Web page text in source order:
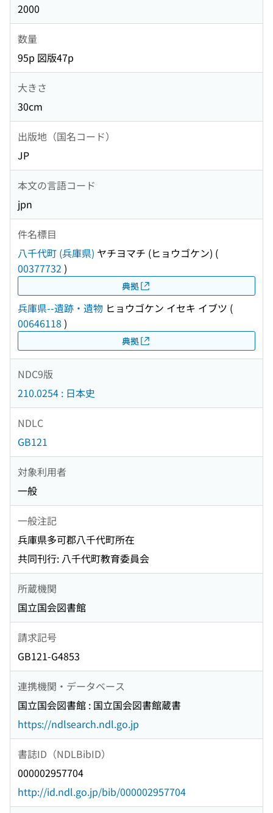
2000
数量
95p 図版47p
大きさ
30cm
出版地（国名コード）
JP
本文の言語コード
jpn
件名標目
八千代町 (兵庫県) ヤチヨマチ (ヒョウゴケン) (
00377732 )
典拠
兵庫県--遺跡・遺物 ヒョウゴケン イセキ イブツ (
00646118 )
典拠
NDC9版
210.0254 : 日本史
NDLC
GB121
対象利用者
一般
一般注記
兵庫県多可郡八千代町所在
共同刊行: 八千代町教育委員会
所蔵機関
国立国会図書館
請求記号
GB121-G4853
連携機関・データベース
国立国会図書館 : 国立国会図書館蔵書
https://ndlsearch.ndl.go.jp
書誌ID（NDLBibID）
000002957704
http://id.ndl.go.jp/bib/000002957704